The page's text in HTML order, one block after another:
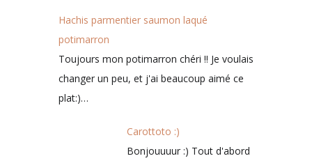
Hachis parmentier saumon laqué
potimarron
Toujours mon potimarron chéri !! Je voulais
changer un peu, et j'ai beaucoup aimé ce
plat:)…
Carottoto :)
Bonjouuuur :) Tout d'abord